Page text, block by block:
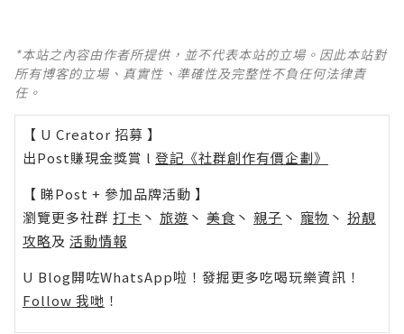
*本站之內容由作者所提供，並不代表本站的立場。因此本站對
所有博客的立場、真實性、準確性及完整性不負任何法律責
任。
【 U Creator 招募 】
出Post賺現金獎賞 l 登記《社群創作有價企劃》
【 睇Post + 參加品牌活動 】
瀏覽更多社群 打卡 丶 旅遊 丶 美食 丶 親子 丶 寵物 丶 扮靚
攻略及 活動情報
U Blog開咗WhatsApp啦！發掘更多吃喝玩樂資訊！
Follow 我哋 ！